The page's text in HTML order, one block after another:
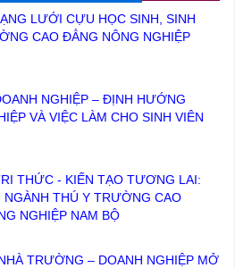
LƯỚI CỰU HỌC SINH, SINH
CAO ĐẲNG NÔNG NGHIỆP
NGHIỆP – ĐỊNH HƯỚNG
VÀ VIỆC LÀM CHO SINH VIÊN
THỨC - KIẾN TẠO TƯƠNG LAI:
NGÀNH THÚ Y TRƯỜNG CAO
NGHIỆP NAM BỘ
TRƯỜNG – DOANH NGHIỆP MỞ